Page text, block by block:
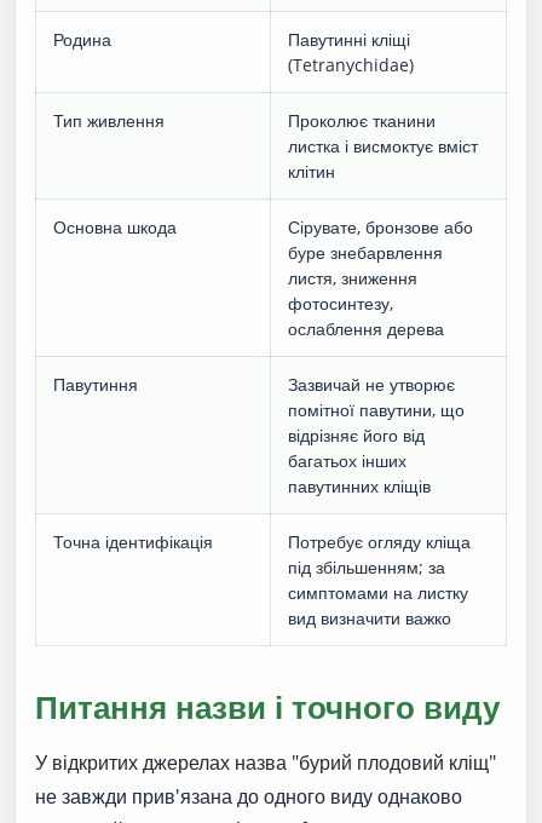
Родина
Павутинні кліщі
(Tetranychidae)
Тип живлення
Проколює тканини
листка і висмоктує вміст
клітин
Основна шкода
Сірувате, бронзове або
буре знебарвлення
листя, зниження
фотосинтезу,
ослаблення дерева
Павутиння
Зазвичай не утворює
помітної павутини, що
відрізняє його від
багатьох інших
павутинних кліщів
Точна ідентифікація
Потребує огляду кліща
під збільшенням; за
симптомами на листку
вид визначити важко
Питання назви і точного виду
У відкритих джерелах назва "бурий плодовий кліщ"
не завжди прив'язана до одного виду однаково